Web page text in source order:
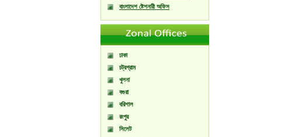
বাংলাদেশ ষ্টেশনারী অফিস
ঢাকা
চট্রগ্রাম
খুলনা
বগুরা
বরিশাল
রংপুর
সিলেট